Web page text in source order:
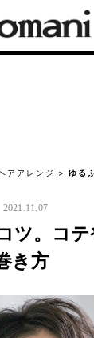
アアレンジ ゆる
2021.11.07
ツ。コ
き方